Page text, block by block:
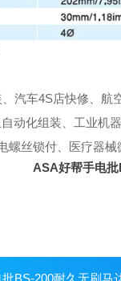
汽车4S店快修、航
动化组装、工业机
螺丝锁付、医疗器
ASA好帮手电